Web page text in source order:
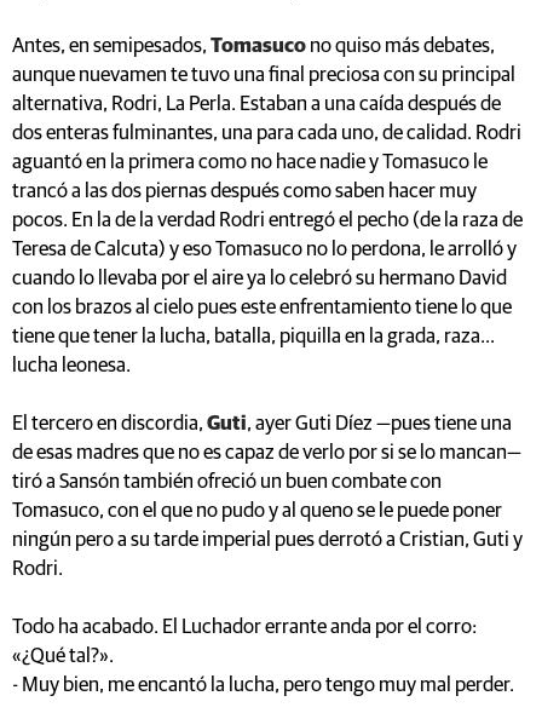
Antes, en semipesados, Tomasuco no quiso más debates,
aunque nuevamen te tuvo una final preciosa con su principal
alternativa, Rodri, La Perla. Estaban a una caída después de
dos enteras fulminantes, una para cada uno, de calidad. Rodri
aguantó en la primera como no hace nadie y Tomasuco le
trancó a las dos piernas después como saben hacer muy
pocos. En la de la verdad Rodri entregó el pecho (de la raza de
Teresa de Calcuta) y eso Tomasuco no lo perdona, le arrolló y
cuando lo llevaba por el aire ya lo celebró su hermano David
con los brazos al cielo pues este enfrentamiento tiene lo que
tiene que tener la lucha, batalla, piquilla en la grada, raza...
lucha leonesa.
El tercero en discordia, Guti, ayer Guti Díez —pues tiene una
de esas madres que no es capaz de verlo por si se lo mancan—
tiró a Sansón también ofreció un buen combate con
Tomasuco, con el que no pudo y al queno se le puede poner
ningún pero a su tarde imperial pues derrotó a Cristian, Guti y
Rodri.
Todo ha acabado. El Luchador errante anda por el corro:
«¿Qué tal?».
- Muy bien, me encantó la lucha, pero tengo muy mal perder.